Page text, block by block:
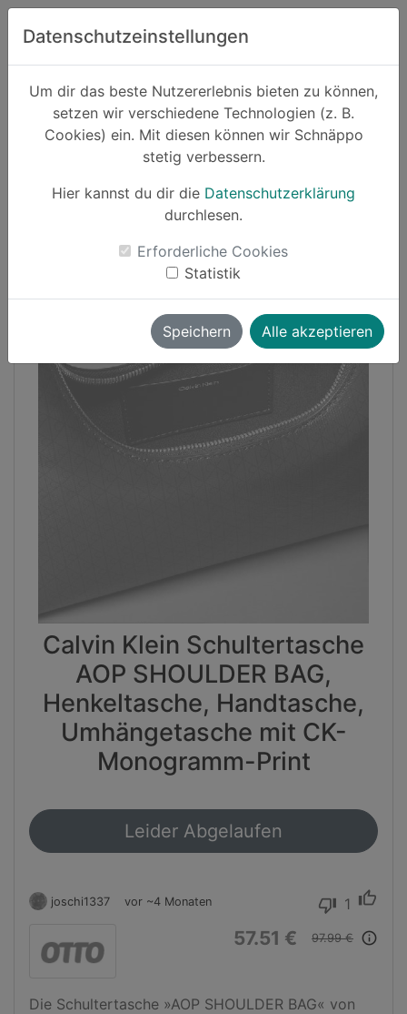
Zum Hauptinhalt springen
Datenschutzeinstellungen
Um dir das beste Nutzererlebnis bieten zu können,
setzen wir verschiedene Technologien (z. B.
Cookies) ein. Mit diesen können wir Schnäppo
stetig verbessern.
Hier kannst du dir die Datenschutzerklärung
durchlesen.
Erforderliche Cookies
Statistik
Speichern Alle akzeptieren
Suchen
Schnäppchen
-41%
Calvin Klein Schultertasche
AOP SHOULDER BAG,
Henkeltasche, Handtasche,
Umhängetasche mit CK-
Monogramm-Print
Leider Abgelaufen
joschi1337 vor ~4 Monaten thumb_down 1 thumb_up
57.51 € 97.99 € info_outline
Die Schultertasche »AOP SHOULDER BAG« von